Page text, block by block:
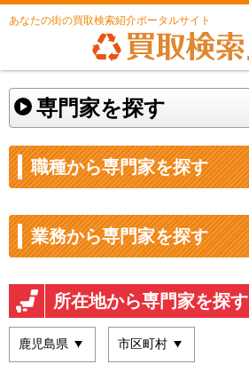
あなたの街の買取検索紹介ポータルサイト
専門家を探す
職種から専門家を探す
業務から専門家を探す
所在地から専門家を探す